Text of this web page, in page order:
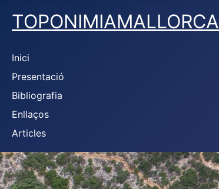
TOPONIMIAMALLORCA
Inici
Presentació
Bibliografia
Enllaços
Articles